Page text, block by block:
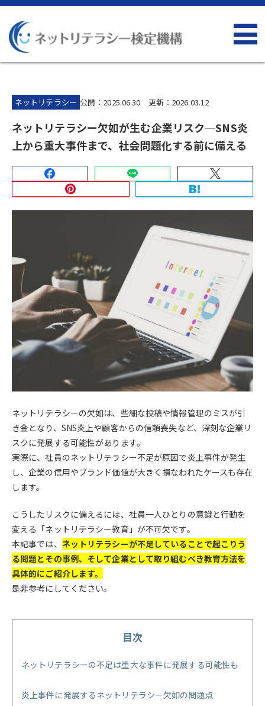
ネットリテラシー 公開：2025.06.30 更新：2026.03.12
ネットリテラシー欠如が生む企業リスク─SNS炎
上から重大事件まで、社会問題化する前に備える
ネットリテラシーの欠如は、些細な投稿や情報管理のミスが引
き金となり、SNS炎上や顧客からの信頼喪失など、深刻な企業リ
スクに発展する可能性があります。
実際に、社員のネットリテラシー不足が原因で炎上事件が発生
し、企業の信用やブランド価値が大きく損なわれたケースも存在
します。
こうしたリスクに備えるには、社員一人ひとりの意識と行動を
変える「ネットリテラシー教育」が不可欠です。
本記事では、 ネットリテラシーが不足していることで起こりう
る問題とその事例、そして企業として取り組むべき教育方法を
具体的にご紹介します。
是非参考にしてください。
目次
ネットリテラシーの不足は重大な事件に発展する可能性も
炎上事件に発展するネットリテラシー欠如の問題点